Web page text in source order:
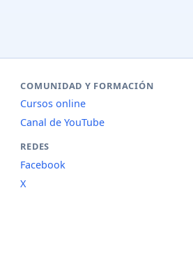
COMUNIDAD Y FORMACIÓN
Cursos online
Canal de YouTube
REDES
Facebook
X